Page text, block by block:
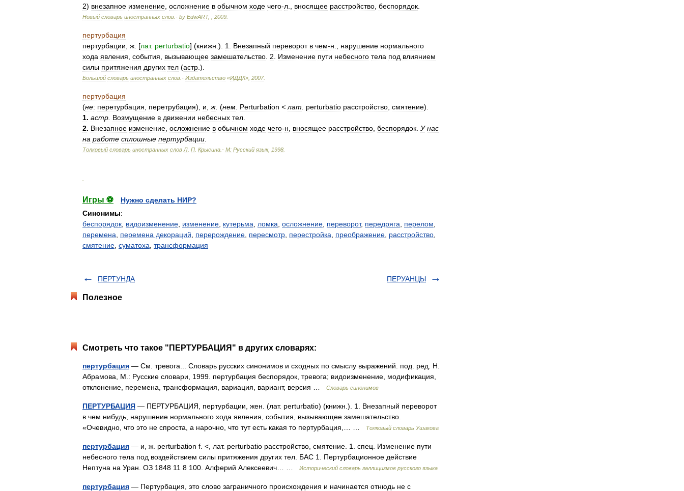
2) внезапное изменение осложнение в обычном ходе чего-л вносящее расстройство беспорядок
Новый словарь иностранных слов .- by EdwART, 2009
пертурбация
пертурбации ж . [лат. perturbatio] (книжн .). 1 Внезапный переворот в чем-н нарушение нормального
хода явления события вызывающее замешательство 2 Изменение пути небесного тела под влиянием
силы притяжения других тел (астр .).
Большой словарь иностранных слов .- Издательство «ИДДК» 2007.
пертурбация
(не: перетурбация перетрубация), и ж (нем Perturbation < лат perturbātio расстройство смятение).
1. астр Возмущение в движении небесных тел
2. Внезапное изменение осложнение в обычном ходе чего-н вносящее расстройство беспорядок У нас
на работе сплошные пертурбации
Толковый словарь иностранных слов Л П Крысина .- М: Русский язык, 1998
Игры ⚽
Нужно сделать НИР?
Синонимы:
беспорядок видоизменение изменение кутерьма ломка осложнение переворот, передряга перелом
перемена
перемена декораций перерождение пересмотр перестройка преображение расстройство
смятение суматоха трансформация
ПЕРТУНДА ПЕРУАНЦЫ
Полезное
Смотреть что такое "ПЕРТУРБАЦИЯ" в других словарях:
пертурбация — См. тревога... Словарь русских синонимов и сходных по смыслу выражений. под. ред. Н.
Абрамова, М.: Русские словари, 1999. пертурбация беспорядок, тревога; видоизменение, модификация,
отклонение, перемена, трансформация, вариация, вариант, версия …
Словарь синонимов
ПЕРТУРБАЦИЯ — ПЕРТУРБАЦИЯ, пертурбации, жен. (лат. perturbatio) (книжн.). 1. Внезапный переворот
в чем нибудь, нарушение нормального хода явления, события, вызывающее замешательство.
«Очевидно, что это не спроста, а нарочно, что тут есть какая то пертурбация,… …
Толковый словарь Ушакова
пертурбация — и, ж. perturbation f. <, лат. perturbatio расстройство, смятение. 1. спец. Изменение пути
небесного тела под воздействием силы притяжения других тел. БАС 1. Пертурбационное действие
Нептуна на Уран. ОЗ 1848 11 8 100. Алферий Алексеевич… …
Исторический словарь галлицизмов русского языка
пертурбация — Пертурбация, это слово заграничного происхождения и начинается отнюдь не с